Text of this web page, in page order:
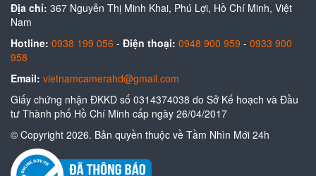
Địa chỉ: 367 Nguyễn Thị Minh Khai, Phú Lợi, Hồ Chí Minh, Việt
Nam
Hotline: 0938 199 056 - Điện thoại: 0948 900 959 - 0933 900
958
Email: vietnamcamerahd@gmail.com
Giấy chứng nhận ĐKKD số 0314374038 do Sở Kế hoạch và Đầu
tư Thành phố Hồ Chí Minh cấp ngày 26/04/2017
© Copyright 2026. Bản quyền thuộc về Tầm Nhìn Mới 24h